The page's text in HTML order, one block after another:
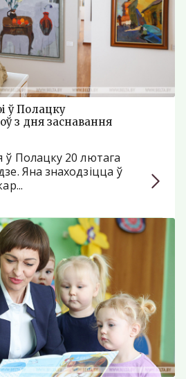
ў Полацку
з дня заснавання
ў Полацку 20 лютага
Яна знаходзіцца ў